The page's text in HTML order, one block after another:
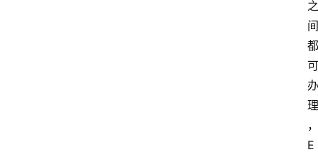
之
间
都
可
办
理
，
E